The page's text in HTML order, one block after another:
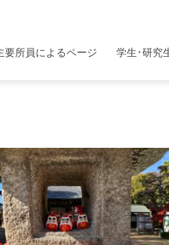
要所員によるページ 学生･研究